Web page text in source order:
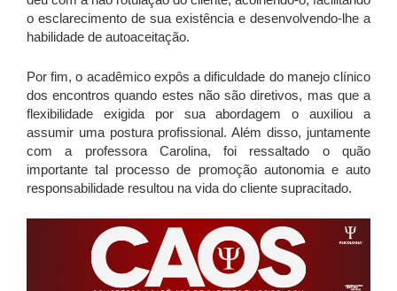
o esclarecimento de sua existência e desenvolvendo-lhe a
habilidade de autoaceitação.
Por fim, o acadêmico expôs a dificuldade do manejo clínico
dos encontros quando estes não são diretivos, mas que a
flexibilidade exigida por sua abordagem o auxiliou a
assumir uma postura profissional. Além disso, juntamente
com a professora Carolina, foi ressaltado o quão
importante tal processo de promoção autonomia e auto
responsabilidade resultou na vida do cliente supracitado.